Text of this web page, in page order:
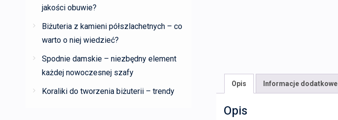
Opis Informacje dodatkowe
Opis
jakości obuwie?
Biżuteria z kamieni półszlachetnych – co
warto o niej wiedzieć?
Spodnie damskie – niezbędny element
każdej nowoczesnej szafy
Koraliki do tworzenia biżuterii – trendy